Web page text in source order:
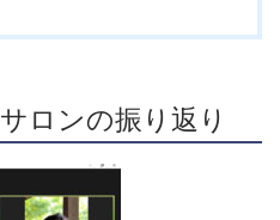
ロンの振り返り